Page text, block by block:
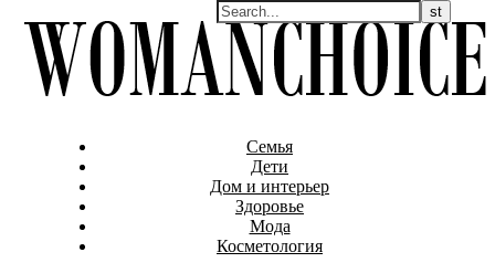
Семья
Дети
Дом и интерьер
Здоровье
Мода
Косметология